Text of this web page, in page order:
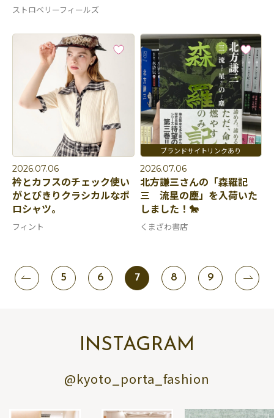
ストロベリーフィールズ
2026.07.06
衿とカフスのチェック使い
がとびきりクラシカルなポ
ロシャツ。
フィント
2026.07.06
北方謙三さんの「森羅記
三 流星の塵」を入荷いた
しました！🐎
くまざわ書店
5 6 7 8 9
INSTAGRAM
@kyoto_porta_fashion